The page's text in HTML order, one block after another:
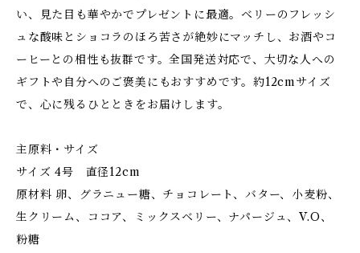
い、見た目も華やかでプレゼントに最適。ベリーのフレッシ
ュな酸味とショコラのほろ苦さが絶妙にマッチし、お酒やコ
ーヒーとの相性も抜群です。全国発送対応で、大切な人への
ギフトや自分へのご褒美にもおすすめです。約12cmサイズ
で、心に残るひとときをお届けします。
主原料・サイズ
サイズ 4号 直径12cm
原材料 卵、グラニュー糖、チョコレート、バター、小麦粉、
生クリーム、ココア、ミックスベリー、ナパージュ、V.O、
粉糖